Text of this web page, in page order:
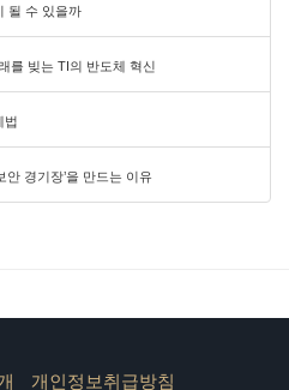
될 수 있을까
를 빚는 TI의 반도체 혁신
법
안 경기장’을 만드는 이유
개인정보취급방침